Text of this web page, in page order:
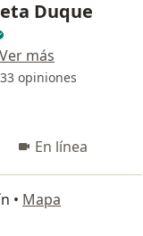
Duque
Ver más
33 opiniones
En línea
• Mapa